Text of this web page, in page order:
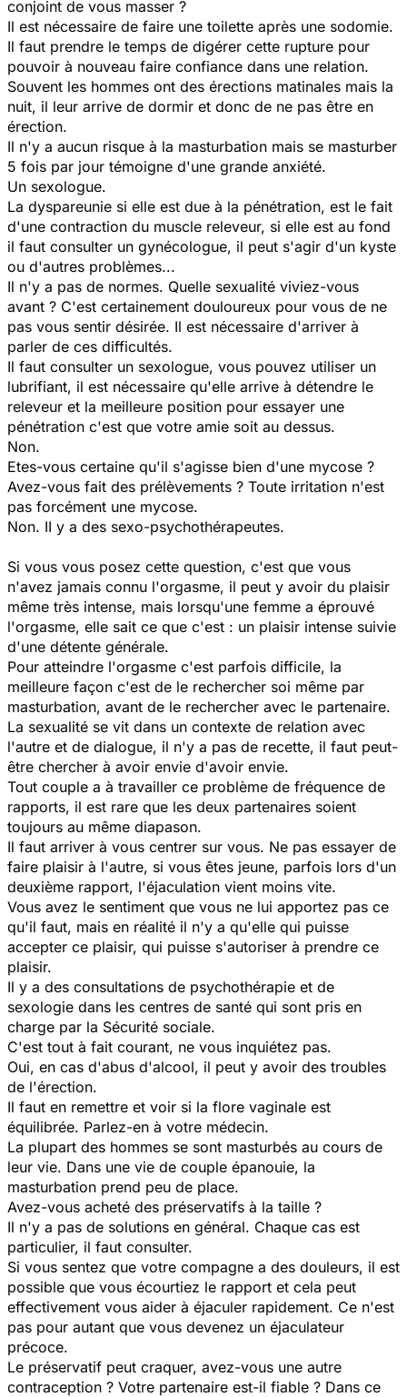
conjoint de vous masser ?
Il est nécessaire de faire une toilette après une sodomie.
Il faut prendre le temps de digérer cette rupture pour
pouvoir à nouveau faire confiance dans une relation.
Souvent les hommes ont des érections matinales mais la
nuit, il leur arrive de dormir et donc de ne pas être en
érection.
Il n'y a aucun risque à la masturbation mais se masturber
5 fois par jour témoigne d'une grande anxiété.
Un sexologue.
La dyspareunie si elle est due à la pénétration, est le fait
d'une contraction du muscle releveur, si elle est au fond
il faut consulter un gynécologue, il peut s'agir d'un kyste
ou d'autres problèmes...
Il n'y a pas de normes. Quelle sexualité viviez-vous
avant ? C'est certainement douloureux pour vous de ne
pas vous sentir désirée. Il est nécessaire d'arriver à
parler de ces difficultés.
Il faut consulter un sexologue, vous pouvez utiliser un
lubrifiant, il est nécessaire qu'elle arrive à détendre le
releveur et la meilleure position pour essayer une
pénétration c'est que votre amie soit au dessus.
Non.
Etes-vous certaine qu'il s'agisse bien d'une mycose ?
Avez-vous fait des prélèvements ? Toute irritation n'est
pas forcément une mycose.
Non. II y a des sexo-psychothérapeutes.
Si vous vous posez cette question, c'est que vous
n'avez jamais connu l'orgasme, il peut y avoir du plaisir
même très intense, mais lorsqu'une femme a éprouvé
l'orgasme, elle sait ce que c'est : un plaisir intense suivie
d'une détente générale.
Pour atteindre l'orgasme c'est parfois difficile, la
meilleure façon c'est de le rechercher soi même par
masturbation, avant de le rechercher avec le partenaire.
La sexualité se vit dans un contexte de relation avec
l'autre et de dialogue, il n'y a pas de recette, il faut peut-
être chercher à avoir envie d'avoir envie.
Tout couple a à travailler ce problème de fréquence de
rapports, il est rare que les deux partenaires soient
toujours au même diapason.
Il faut arriver à vous centrer sur vous. Ne pas essayer de
faire plaisir à l'autre, si vous êtes jeune, parfois lors d'un
deuxième rapport, l'éjaculation vient moins vite.
Vous avez le sentiment que vous ne lui apportez pas ce
qu'il faut, mais en réalité il n'y a qu'elle qui puisse
accepter ce plaisir, qui puisse s'autoriser à prendre ce
plaisir.
Il y a des consultations de psychothérapie et de
sexologie dans les centres de santé qui sont pris en
charge par la Sécurité sociale.
C'est tout à fait courant, ne vous inquiétez pas.
Oui, en cas d'abus d'alcool, il peut y avoir des troubles
de l'érection.
Il faut en remettre et voir si la flore vaginale est
équilibrée. Parlez-en à votre médecin.
La plupart des hommes se sont masturbés au cours de
leur vie. Dans une vie de couple épanouie, la
masturbation prend peu de place.
Avez-vous acheté des préservatifs à la taille ?
Il n'y a pas de solutions en général. Chaque cas est
particulier, il faut consulter.
Si vous sentez que votre compagne a des douleurs, il est
possible que vous écourtiez le rapport et cela peut
effectivement vous aider à éjaculer rapidement. Ce n'est
pas pour autant que vous devenez un éjaculateur
précoce.
Le préservatif peut craquer, avez-vous une autre
contraception ? Votre partenaire est-il fiable ? Dans ce